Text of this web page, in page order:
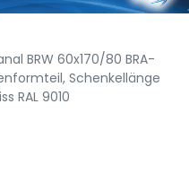
BRW 60x170/80 BRA-
Schenkellänge
RAL 9010